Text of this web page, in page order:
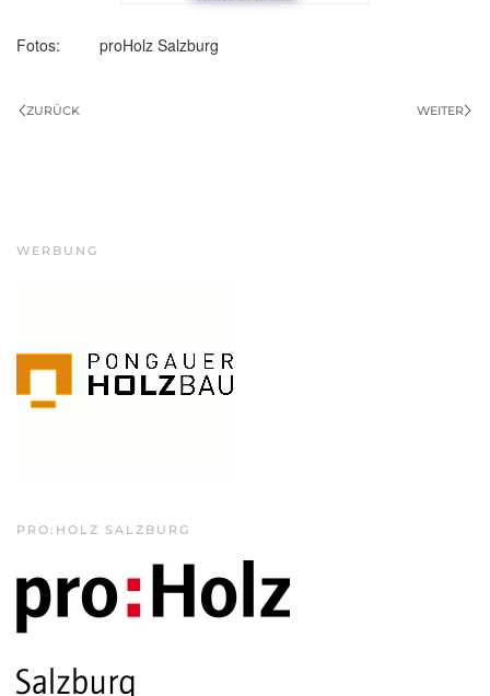
Fotos: proHolz Salzburg
ZURÜCK WEITER
WERBUNG
PRO:HOLZ SALZBURG